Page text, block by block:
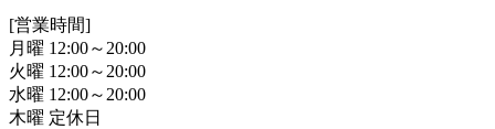
[営業時間]
月曜 12:00～20:00
火曜 12:00～20:00
水曜 12:00～20:00
木曜 定休日